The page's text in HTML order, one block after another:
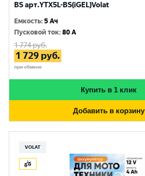
BS арт.YTX5L-BS(iGEL)Volat
Емкость:5 Ач
Пусковой ток:80 A
1 774руб.
1 729 руб.
при обмене
Купить в 1 клик
Добавить в корзину
VOLAT